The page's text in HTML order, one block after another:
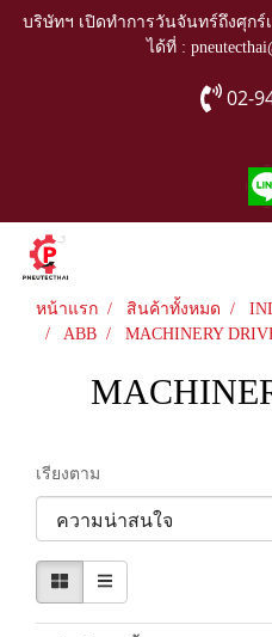
บริษัทฯ เปิดทำการวันจันทร์ถึงศุกร์
ได้ที่ :
02-
หน้าแรก สินค้าทั้งหมด
ABB
MACHINERY
เรียงตาม